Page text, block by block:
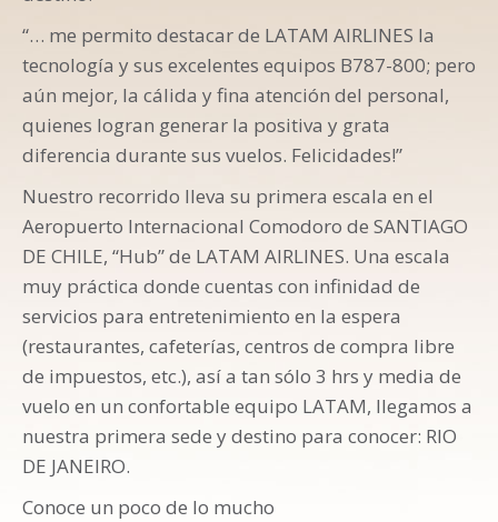
“… me permito destacar de LATAM AIRLINES la
tecnología y sus excelentes equipos B787-800; pero
aún mejor, la cálida y fina atención del personal,
quienes logran generar la positiva y grata
diferencia durante sus vuelos. Felicidades!”
Nuestro recorrido lleva su primera escala en el
Aeropuerto Internacional Comodoro de SANTIAGO
DE CHILE, “Hub” de LATAM AIRLINES. Una escala
muy práctica donde cuentas con infinidad de
servicios para entretenimiento en la espera
(restaurantes, cafeterías, centros de compra libre
de impuestos, etc.), así a tan sólo 3 hrs y media de
vuelo en un confortable equipo LATAM, llegamos a
nuestra primera sede y destino para conocer: RIO
DE JANEIRO.
Conoce un poco de lo mucho